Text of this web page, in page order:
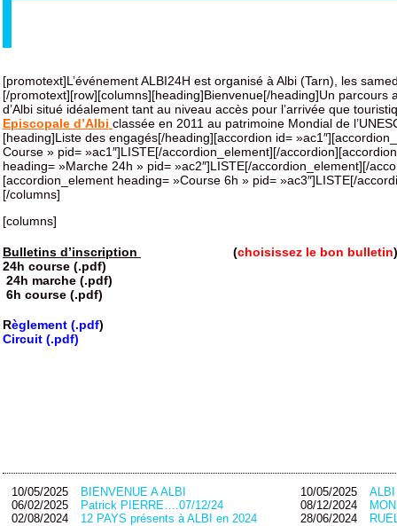
[promotext]L’événement ALBI24H est organisé à Albi (Tarn), les
[/promotext][row][columns][heading]Bienvenue[/heading]Un parcours
d’Albi situé idéalement tant au niveau accès pour l’arrivée que
Episcopale d’Albi classée en 2011 au patrimoine Mondial de
[heading]Liste des engagés[/heading][accordion id=
Course » pid= »ac1″]LISTE[/accordion_element][/
heading= »Marche 24h » pid= »ac2″]LISTE[/accordion_element][/
[accordion_element heading= »Course 6h » pid= »ac3″]LISTE[/
[/columns]
[columns]
Bulletins d’inscription (choisissez le bon bulletin)
24h course (.pdf)
24h marche (.pdf)
6h course (.pdf)
Règlement (.pdf)
Circuit (.pdf)
10/05/2025 BIENVENUE A ALBI 10/05/2025
ALBI
06/02/2025
Patrick PIERRE….07/12/24 08/12/2024
02/08/2024
12 PAYS présents à ALBI en 2024 28/06/2024